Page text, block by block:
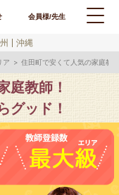
会員様/先生
沖縄
ア 住田町で安くて人気の家庭教
庭教師！
グッド！